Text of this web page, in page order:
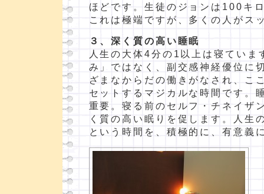
ほどです。生徒のジョンは100キ
これは極端ですが、多くの人がス
３、深く質の高い睡眠
人生の大体4分の1以上は寝ていま
み」ではなく、副交感神経優位に
ざまなからだの働きがなされ、こ
セットするマジカルな時間です。
重要。寝る前のセルフ・チネイザ
く質の高い眠りを促します。人生
という時間を、積極的に、有意義